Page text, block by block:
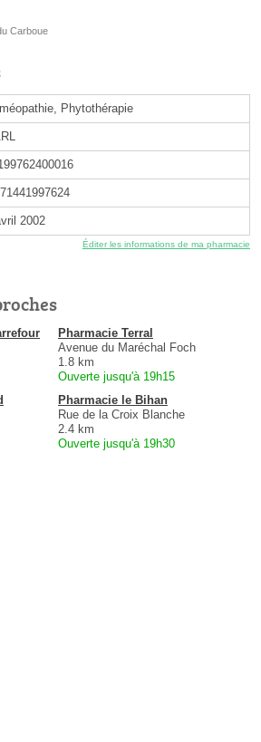
Carboue
Phytothérapie
2002
Éditer les informations de ma pharmacie
Pharmacie Terral
Avenue du Maréchal Foch
1.8 km
Ouverte jusqu'à 19h15
Pharmacie le Bihan
Rue de la Croix Blanche
2.4 km
Ouverte jusqu'à 19h30